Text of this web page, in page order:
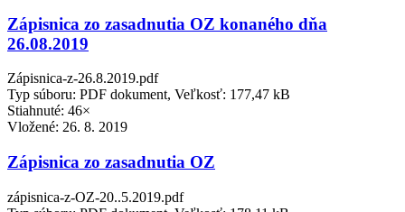
Zápisnica zo zasadnutia OZ konaného dňa
26.08.2019
Zápisnica-z-26.8.2019.pdf
Typ súboru: PDF dokument, Veľkosť: 177,47 kB
Stiahnuté: 46×
Vložené: 26. 8. 2019
Zápisnica zo zasadnutia OZ
zápisnica-z-OZ-20..5.2019.pdf